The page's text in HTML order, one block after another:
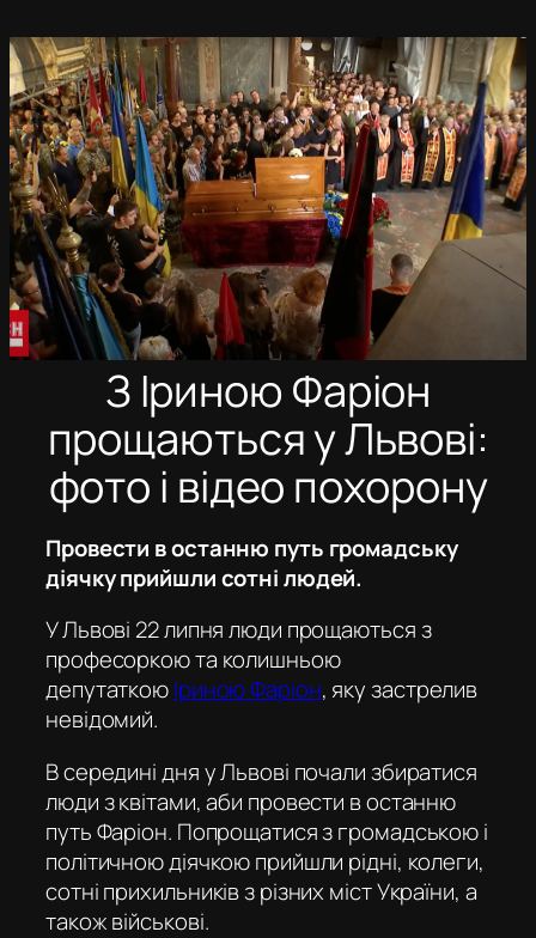
Перейти
до
вмісту
З Іриною Фаріон
прощаються у Львові:
фото і відео похорону
Провести в останню путь громадську
діячку прийшли сотні людей.
У Львові 22 липня люди прощаються з
професоркою та колишньою
депутаткоюІриною Фаріон, яку застрелив
невідомий.
В середині дня у Львові почали збиратися
люди з квітами, аби провести в останню
путь Фаріон. Попрощатися з громадською і
політичною діячкою прийшли рідні, колеги,
сотні прихильників з різних міст України, а
також військові.